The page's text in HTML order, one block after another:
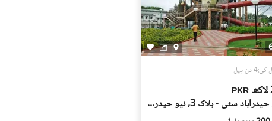
خود ذمہ دار ہیں۔ کسی بھی معاہدے کو حتمی شکل دینے سے پہلے
اسٹیٹ ماہرین سے مشورہ حاصل کریں۔
دن پہل
PKR
نیو حیدرآباد سٹی - بلاک 3, نیو حیدر آباد سٹی